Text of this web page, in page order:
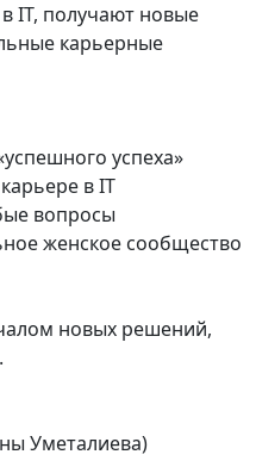
IT, получают новые
карьерные
успеха»
в IT
вопросы
женское сообщество
новых решений,
Уметалиева)